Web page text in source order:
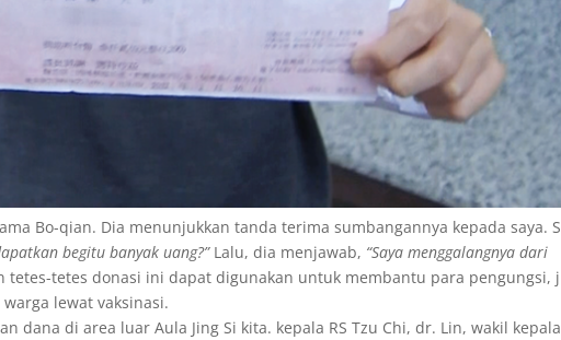
Bo-qian. Dia menunjukkan tanda terima sumbangannya kepada saya.
begitu banyak uang?”Lalu, dia menjawab, “Saya menggalangnya dari
tetes-tetes donasi ini dapat digunakan untuk membantu para pengungsi,
lewat vaksinasi.
dana di area luar Aula Jing Si kita. kepala RS Tzu Chi, dr. Lin, wakil kepala